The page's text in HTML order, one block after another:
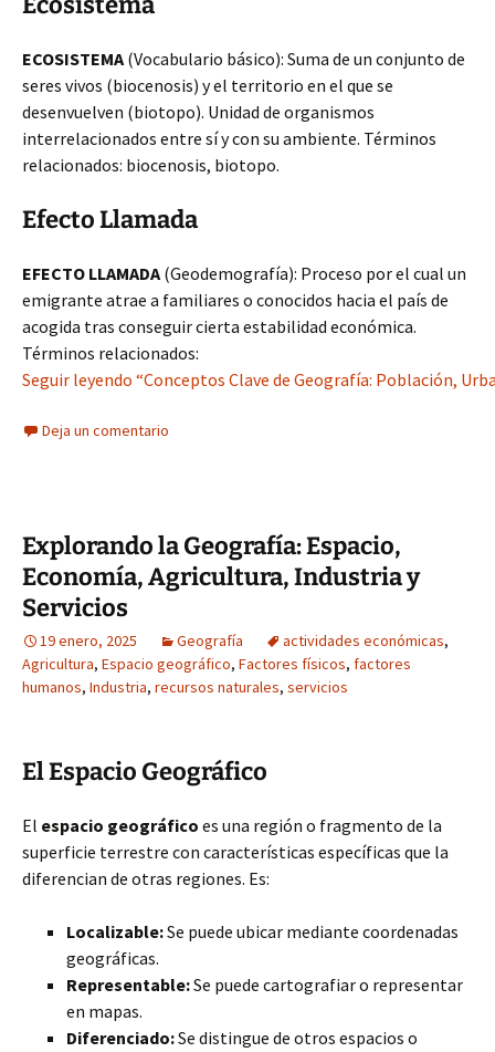
ECOSISTEMA(Vocabulario básico): Suma de un conjunto de
seres vivos (biocenosis) y el territorio en el que se
desenvuelven (biotopo). Unidad de organismos
interrelacionados entre sí y con su ambiente. Términos
relacionados: biocenosis, biotopo.
Efecto Llamada
EFECTO LLAMADA(Geodemografía): Proceso por el cual un
emigrante atrae a familiares o conocidos hacia el país de
acogida tras conseguir cierta estabilidad económica.
Términos relacionados:
Seguir leyendo “Conceptos Clave de Geografía: Población,
Deja un comentario
Explorando la Geografía: Espacio,
Economía, Agricultura, Industria y
Servicios
19 enero, 2025 Geografía actividades económicas,
Agricultura, Espacio geográfico, Factores físicos, factores
humanos, Industria, recursos naturales, servicios
El Espacio Geográfico
El espacio geográfico es una región o fragmento de la
superficie terrestre con características específicas que la
diferencian de otras regiones. Es:
Localizable:Se puede ubicar mediante coordenadas
geográficas.
Representable:Se puede cartografiar o representar
en mapas.
Diferenciado:Se distingue de otros espacios o